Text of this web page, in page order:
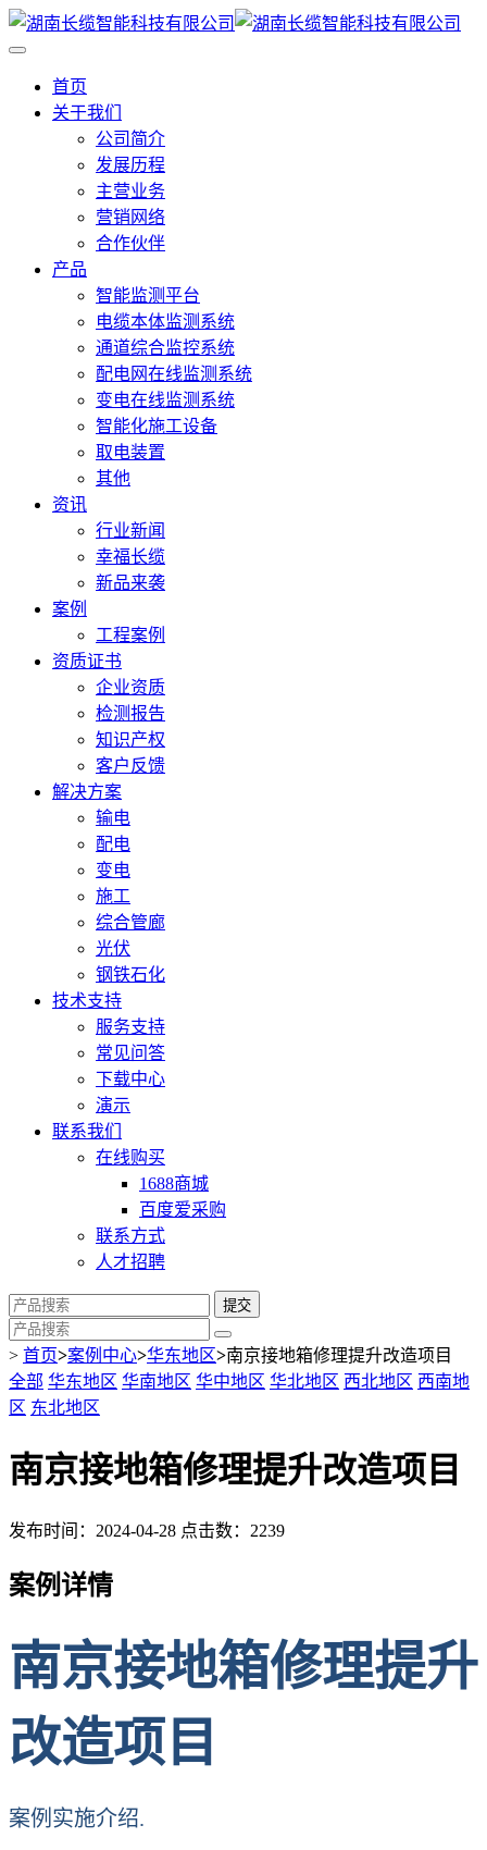
首页
关于我们
公司简介
发展历程
主营业务
营销网络
合作伙伴
产品
智能监测平台
电缆本体监测系统
通道综合监控系统
配电网在线监测系统
变电在线监测系统
智能化施工设备
取电装置
其他
资讯
行业新闻
幸福长缆
新品来袭
案例
工程案例
资质证书
企业资质
检测报告
知识产权
客户反馈
解决方案
输电
配电
变电
施工
综合管廊
光伏
钢铁石化
技术支持
服务支持
常见问答
下载中心
演示
联系我们
在线购买
1688商城
百度爱采购
联系方式
人才招聘
提交
> 首页>案例中心>华东地区>南京接地箱修理提升改造项目
全部 华东地区 华南地区 华中地区 华北地区 西北地区 西南地
区 东北地区
南京接地箱修理提升改造项目
发布时间：2024-04-28 点击数：2239
案例详情
南京接地箱修理提升
改造项目
案例实施介绍.